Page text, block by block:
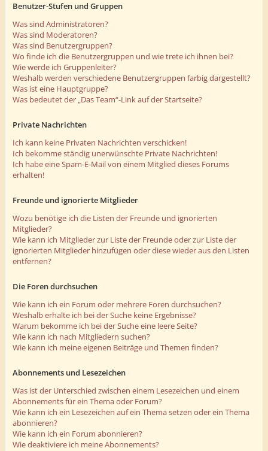
Benutzer-Stufen und Gruppen
Was sind Administratoren?
Was sind Moderatoren?
Was sind Benutzergruppen?
Wo finde ich die Benutzergruppen und wie trete ich ihnen bei?
Wie werde ich Gruppenleiter?
Weshalb werden verschiedene Benutzergruppen farbig dargestellt?
Was ist eine Hauptgruppe?
Was bedeutet der „Das Team“-Link auf der Startseite?
Private Nachrichten
Ich kann keine Privaten Nachrichten verschicken!
Ich bekomme ständig unerwünschte Private Nachrichten!
Ich habe eine Spam-E-Mail von einem Mitglied dieses Forums
erhalten!
Freunde und ignorierte Mitglieder
Wozu benötige ich die Listen der Freunde und ignorierten
Mitglieder?
Wie kann ich Mitglieder zur Liste der Freunde oder zur Liste der
ignorierten Mitglieder hinzufügen oder diese wieder aus den Listen
entfernen?
Die Foren durchsuchen
Wie kann ich ein Forum oder mehrere Foren durchsuchen?
Weshalb erhalte ich bei der Suche keine Ergebnisse?
Warum bekomme ich bei der Suche eine leere Seite?
Wie kann ich nach Mitgliedern suchen?
Wie kann ich meine eigenen Beiträge und Themen finden?
Abonnements und Lesezeichen
Was ist der Unterschied zwischen einem Lesezeichen und einem
Abonnements für ein Thema oder Forum?
Wie kann ich ein Lesezeichen auf ein Thema setzen oder ein Thema
abonnieren?
Wie kann ich ein Forum abonnieren?
Wie deaktiviere ich meine Abonnements?